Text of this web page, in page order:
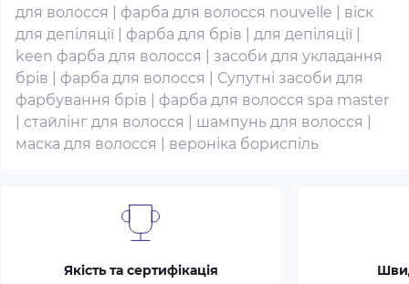
для волосся
фарба для волосся nouvelle
віск
для депіляції
фарба для брів для депіляції
keen фарба для волосся
засоби для укладання
брів
фарба для волосся
Супутні засоби для
фарбування брів
фарба для волосся spa master
стайлінг для волосся шампунь для волосся
маска для волосся
вероніка бориспіль
Якість та сертифікація